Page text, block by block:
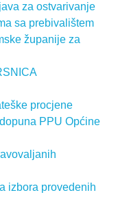
za ostvarivanje
sa prebivalištem
županije za
procjene
PPU Općine
izbora provedenih